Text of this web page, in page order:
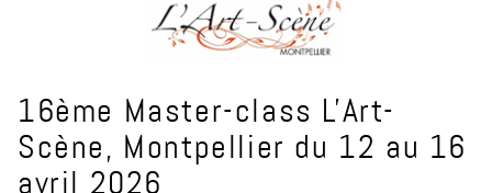
16ème Master-class L'Art-
Scène, Montpellier du 12 au 16
avril 2026